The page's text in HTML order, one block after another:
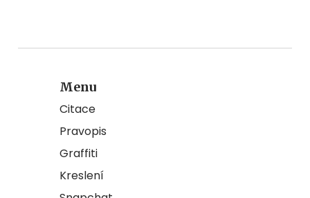
Menu
Citace
Pravopis
Graffiti
Kreslení